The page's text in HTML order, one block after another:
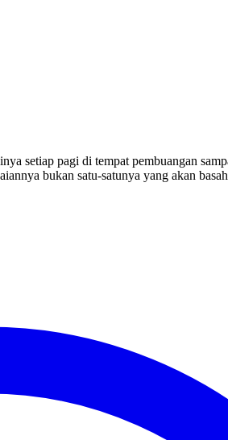
setiap pagi di tempat pembuangan
bukan satu-satunya yang akan